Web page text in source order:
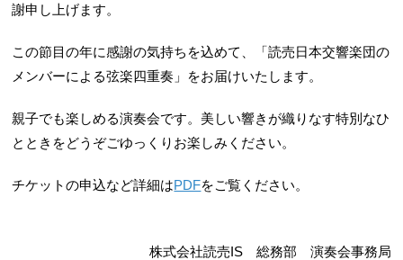
謝申し上げます。
この節目の年に感謝の気持ちを込めて、「読売日本交響楽団の
メンバーによる弦楽四重奏」をお届けいたします。
親子でも楽しめる演奏会です。美しい響きが織りなす特別なひ
とときをどうぞごゆっくりお楽しみください。
チケットの申込など詳細はPDFをご覧ください。
株式会社読売IS 総務部 演奏会事務局